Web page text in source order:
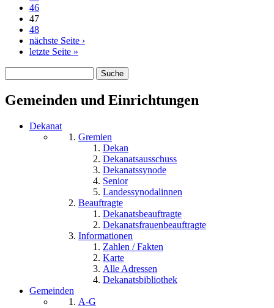
46
47
48
nächste Seite ›
letzte Seite »
Gemeinden und Einrichtungen
Dekanat
Gremien
Dekan
Dekanatsausschuss
Dekanatssynode
Senior
Landessynodalinnen
Beauftragte
Dekanatsbeauftragte
Dekanatsfrauenbeauftragte
Informationen
Zahlen / Fakten
Karte
Alle Adressen
Dekanatsbibliothek
Gemeinden
A-G